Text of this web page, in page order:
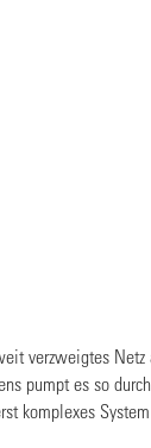
verzweigtes
pumpt es so
komplexes